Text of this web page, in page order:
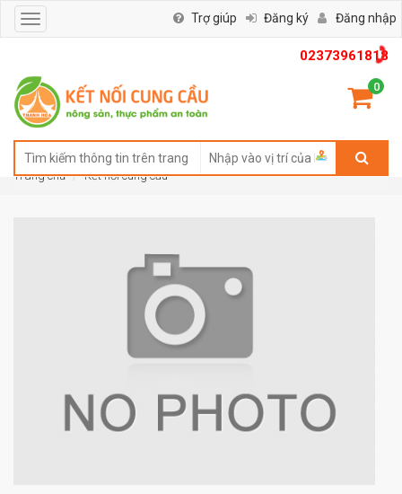
02373961818
0
Toggle
navigation
Trợ giúp Đăng ký Đăng nhập
Trang chủ Kết nối cung cầu